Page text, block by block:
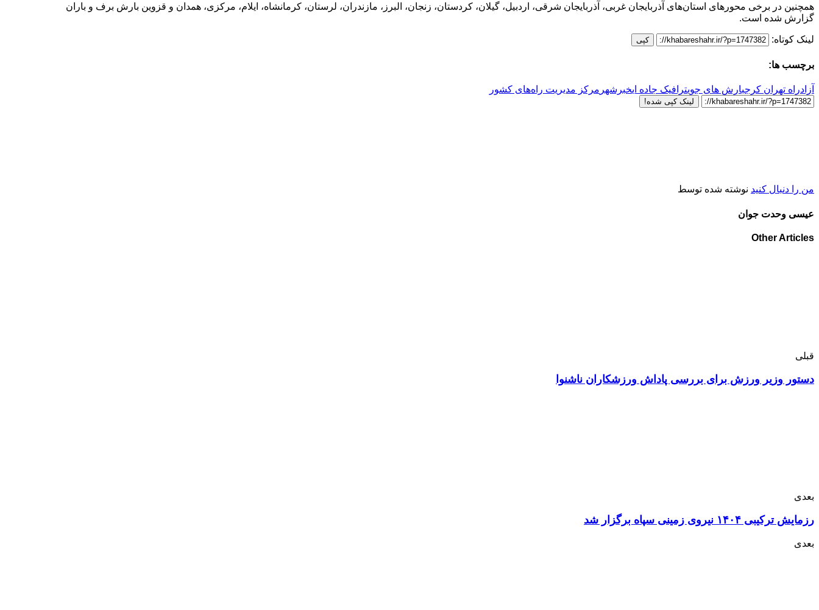
همچنین در برخی محورهای استان‌های آذربایجان غربی، آذربایجان شرقی، اردبیل، گیلان، کردستان،‌ زنجان، البرز، مازندران، لرستان، کرمانشاه، ایلام، مرکزی، همدان و قزوین بارش برف و باران
گزارش شده است.
لینک کوتاه: کپی
برچسب ها:
آزادراه تهران کرجبارش های جویترافیک جاده ایخبرشهر مرکز مدیریت راه‌های کشور
لینک کپی شده!
من را دنبال کنید نوشته شده توسط
عیسی وحدت جوان
Other Articles
قبلی
دستور وزیر ورزش برای بررسی پاداش ورزشکاران ناشنوا
بعدی
رزمایش ترکیبی ۱۴۰۴ نیروی زمینی سپاه برگزار شد
بعدی